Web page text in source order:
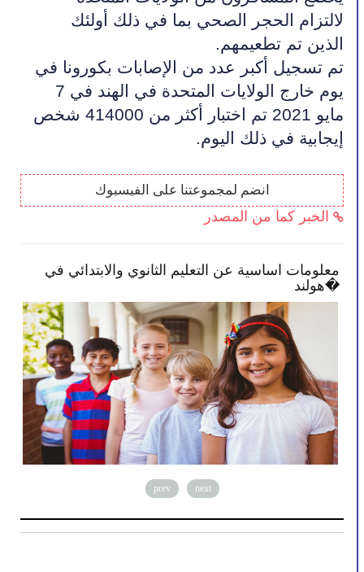
الذين تم تطعيمهم.
إيجابية في ذلك اليوم.
انضم لمجموعتنا على الفيسبوك
الخبر كما من المصدر
معلومات اساسية عن التعليم الثانوي والابتدائي في
هولند�
prev next